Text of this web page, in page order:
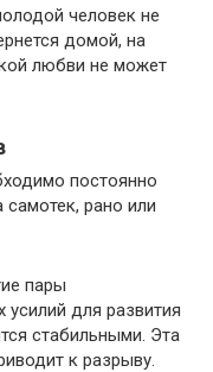
человек не
домой, на
любви не может
постоянно
самотек, рано или
пары
усилий для развития
стабильными. Эта
к разрыву.